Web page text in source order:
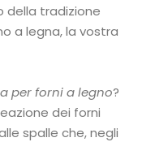
della tradizione
a legna, la vostra
per forni a legno?
dei forni
spalle che, negli